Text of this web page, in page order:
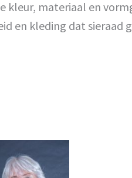
kleur, materiaal en
en kleding dat sieraad